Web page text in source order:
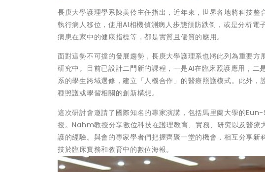
長庚大學護理學系陳美伶主任指出，近年來，世界各地將科技
執行病人移位，使用AI相機偵測病人步態預防跌倒，或是分析
病患在家中的健康指標等，都是實質且優質的應用。
面對這勢不可擋的發展趨勢，長庚大學護理系也將此列為重要
研究中。目前已設計二門新的課程，一是AI在臨床照護應用，
系的學生跨域選修，建立「人機合作」的醫療照護模式。此外
種照護或學習相關的創新構想。
這次研討會邀請了國際知名的專家演講，包括馬里蘭大學的
授。Nahm教授分享數位科技在護理教育、實務、研究以及醫
護的經驗。與會的專家學者們把握齊聚一堂的機會，相互分享
技於臨床實務和教育中的數位海報。